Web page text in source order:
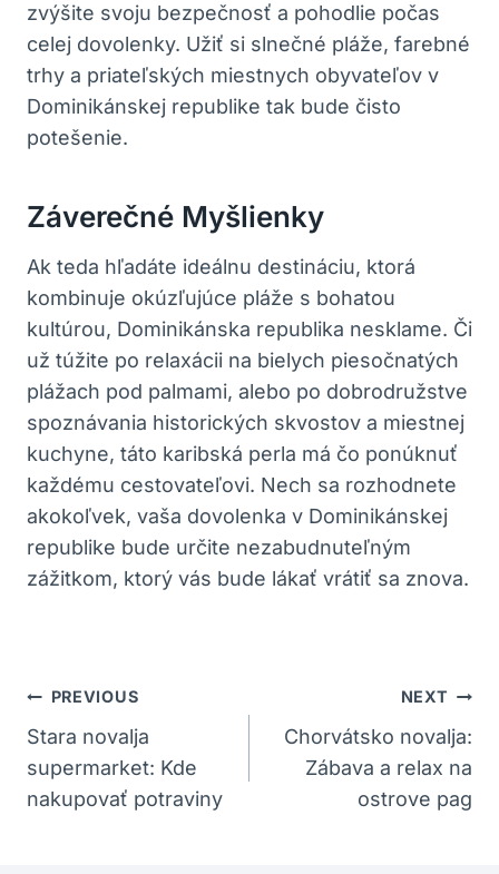
zvýšite svoju bezpečnosť a pohodlie počas
celej dovolenky. Užiť si slnečné pláže, farebné
trhy a priateľských miestnych obyvateľov v
Dominikánskej republike tak bude čisto
potešenie.
Záverečné Myšlienky
Ak teda hľadáte ideálnu destináciu, ktorá
kombinuje okúzľujúce pláže s bohatou
kultúrou, Dominikánska republika nesklame. Či
už túžite po relaxácii na bielych piesočnatých
plážach pod palmami, alebo po dobrodružstve
spoznávania historických skvostov a miestnej
kuchyne, táto karibská perla má čo ponúknuť
každému cestovateľovi. Nech sa rozhodnete
akokoľvek, vaša dovolenka v Dominikánskej
republike bude určite nezabudnuteľným
zážitkom, ktorý vás bude lákať vrátiť sa znova.
Navigácia
V
Článku
PREVIOUS
Stara novalja
supermarket: Kde
nakupovať potraviny
NEXT
Chorvátsko novalja:
Zábava a relax na
ostrove pag